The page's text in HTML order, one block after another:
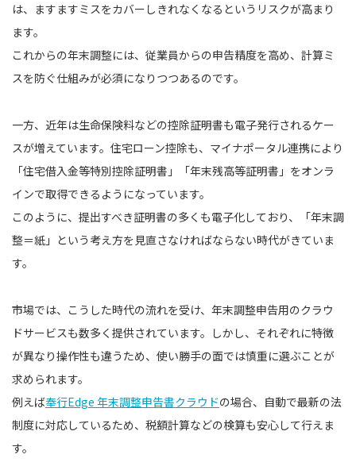
は、ますますミスをカバーしきれなくなるというリスクが高まり
ます。
これからの年末調整には、従業員からの申告精度を高め、計算ミ
スを防ぐ仕組みが必須になりつつあるのです。
一方、近年は生命保険料などの控除証明書も電子発行されるケー
スが増えています。住宅ローン控除も、マイナポータル連携により
「住宅借入金等特別控除証明書」「年末残高等証明書」をオンラ
インで取得できるようになっています。
このように、提出すべき証明書の多くも電子化しており、「年末調
整＝紙」という考え方を見直さなければならない時代がきていま
す。
市場では、こうした時代の流れを受け、年末調整申告用のクラウ
ドサービスも数多く提供されています。しかし、それぞれに特徴
が異なり操作性も違うため、使い勝手の面では慎重に選ぶことが
求められます。
例えば奉行Edge 年末調整申告書クラウドの場合、自動で最新の法
制度に対応しているため、税額計算などの検算も安心して行えま
す。